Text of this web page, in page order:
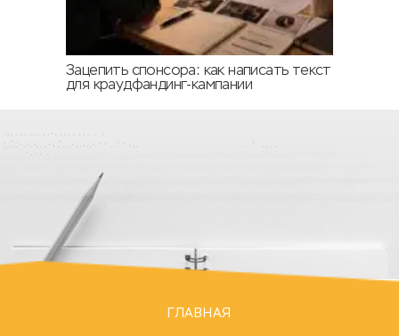
Зацепить спонсора: как написать текст
для краудфандинг-кампании
ГЛАВНАЯ